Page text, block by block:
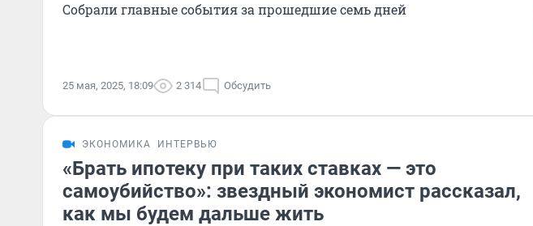
Собрали главные события за прошедшие семь дней
25 мая, 2025, 18:09 2 314 Обсудить
ЭКОНОМИКА ИНТЕРВЬЮ
«Брать ипотеку при таких ставках — это
самоубийство»: звездный экономист рассказал,
как мы будем дальше жить